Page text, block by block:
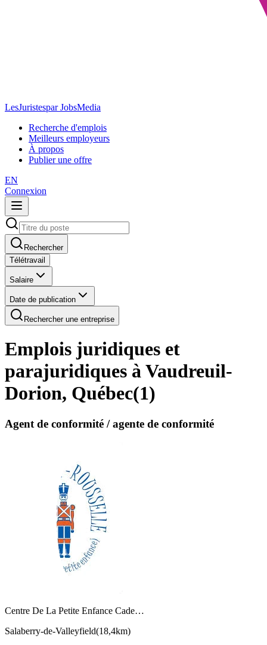
LesJuristespar JobsMedia
Recherche d'emplois
Meilleurs employeurs
À propos
Publier une offre
EN
Connexion
Rechercher
Télétravail
Salaire
Date de publication
Rechercher une entreprise
Emplois juridiques et
parajuridiques à Vaudreuil-
Dorion, Québec(1)
Agent de conformité / agente de conformité
Centre De La Petite Enfance Cade…
Salaberry-de-Valleyfield(18,4km)